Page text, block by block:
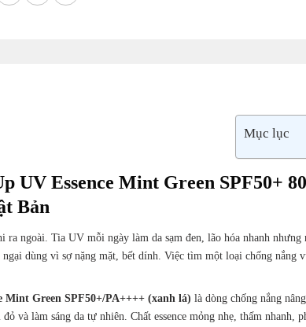
Mục lục
UV Essence Mint Green SPF50+
Bản
ngoài. Tia UV mỗi ngày làm da sạm đen, lão hóa nhanh nhưng
dùng vì sợ nặng mặt, bết dính. Việc tìm một loại chống nắng
Mint Green SPF50+/PA++++ (xanh lá) là dòng chống nắng
và làm sáng da tự nhiên. Chất essence mỏng nhẹ, thấm nhanh,